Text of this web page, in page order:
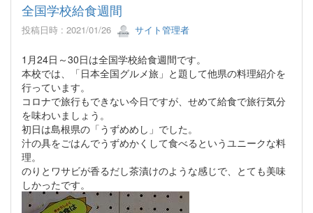
全国学校給食週間
投稿日時 : 2021/01/26 サイト管理者
1月24日～30日は全国学校給食週間です。
本校では、「日本全国グルメ旅」と題して他県の料理紹介を
行っています。
コロナで旅行もできない今日ですが、せめて給食で旅行気分
を味わいましょう。
初日は島根県の「うずめめし」でした。
汁の具をごはんでうずめかくして食べるというユニークな料
理。
のりとワサビが香るだし茶漬けのような感じで、とても美味
しかったです。